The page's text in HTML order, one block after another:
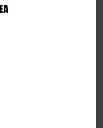
출시하면서 스
드하였습니다.
사용하여 50%이
고 있으며